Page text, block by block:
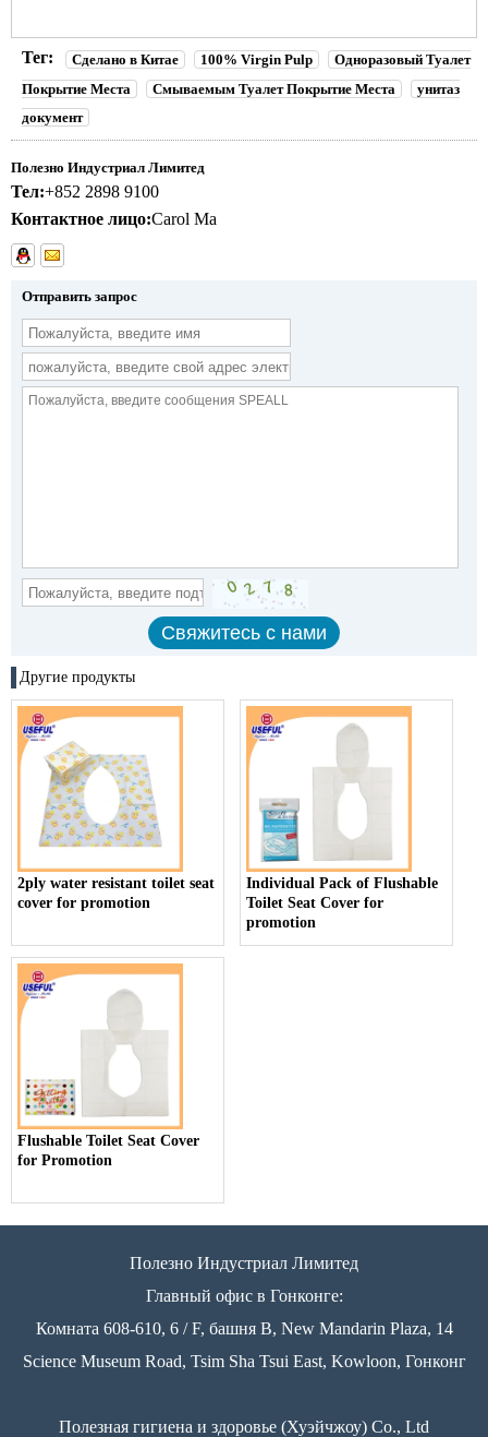
Тег: Сделано в Китае 100% Virgin Pulp
Одноразовый Туалет
Покрытие Места
Смываемым Туалет Покрытие Места
унитаз
документ
Полезно Индустриал Лимитед
Тел:+852 2898 9100
Контактное лицо:Carol Ma
Отправить запрос
Другие продукты
2ply water resistant toilet seat
cover for promotion
Individual Pack of Flushable
Toilet Seat Cover for
promotion
Flushable Toilet Seat Cover
for Promotion
Полезно Индустриал Лимитед
Главный офис в Гонконге:
Комната 608-610, 6 / F, башня B, New Mandarin Plaza, 14
Science Museum Road, Tsim Sha Tsui East, Kowloon, Гонконг
Полезная гигиена и здоровье (Хуэйчжоу) Co., Ltd